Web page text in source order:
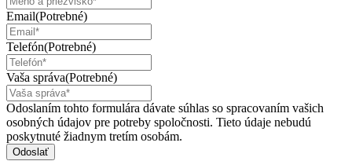
Email(Potrebné)
Telefón(Potrebné)
Vaša správa(Potrebné)
Odoslaním tohto formulára dávate súhlas so spracovaním vašich
osobných údajov pre potreby spoločnosti. Tieto údaje nebudú
poskytnuté žiadnym tretím osobám.